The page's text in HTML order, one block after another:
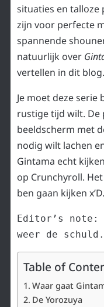
situaties en talloze
zijn voor perfecte
spannende
natuurlijk over
vertellen in dit blog.
Je moet deze serie
rustige tijd wilt. De
beeldscherm met
nodig wilt lachen
Gintama echt
op Crunchyroll.
ben gaan kijken x’D.
Editor’s note:
weer de schuld.
Table of
Waar gaat
De Yorozuya